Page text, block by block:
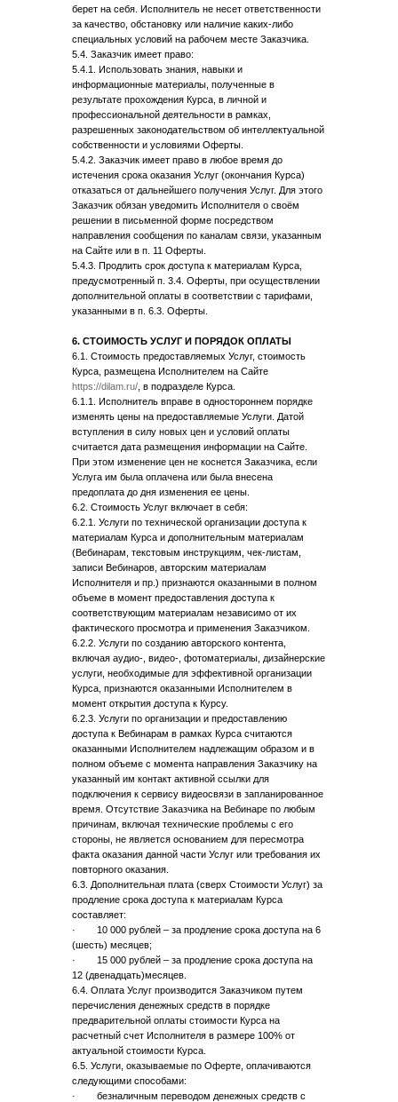
берет на себя. Исполнитель не несет ответственности
за качество, обстановку или наличие каких-либо
специальных условий на рабочем месте Заказчика.
5.4. Заказчик имеет право:
5.4.1. Использовать знания, навыки и
информационные материалы, полученные в
результате прохождения Курса, в личной и
профессиональной деятельности в рамках,
разрешенных законодательством об интеллектуальной
собственности и условиями Оферты.
5.4.2. Заказчик имеет право в любое время до
истечения срока оказания Услуг (окончания Курса)
отказаться от дальнейшего получения Услуг. Для этого
Заказчик обязан уведомить Исполнителя о своём
решении в письменной форме посредством
направления сообщения по каналам связи, указанным
на Сайте или в п. 11 Оферты.
5.4.3. Продлить срок доступа к материалам Курса,
предусмотренный п. 3.4. Оферты, при осуществлении
дополнительной оплаты в соответствии с тарифами,
указанными в п. 6.3. Оферты.
6. СТОИМОСТЬ УСЛУГ И ПОРЯДОК ОПЛАТЫ
6.1. Стоимость предоставляемых Услуг, стоимость
Курса, размещена Исполнителем на Сайте
https://dilam.ru/ , в подразделе Курса.
6.1.1. Исполнитель вправе в одностороннем порядке
изменять цены на предоставляемые Услуги. Датой
вступления в силу новых цен и условий оплаты
считается дата размещения информации на Сайте.
При этом изменение цен не коснется Заказчика, если
Услуга им была оплачена или была внесена
предоплата до дня изменения ее цены.
6.2. Стоимость Услуг включает в себя:
6.2.1. Услуги по технической организации доступа к
материалам Курса и дополнительным материалам
(Вебинарам, текстовым инструкциям, чек-листам,
записи Вебинаров, авторским материалам
Исполнителя и пр.) признаются оказанными в полном
объеме в момент предоставления доступа к
соответствующим материалам независимо от их
фактического просмотра и применения Заказчиком.
6.2.2. Услуги по созданию авторского контента,
включая аудио-, видео-, фотоматериалы, дизайнерские
услуги, необходимые для эффективной организации
Курса, признаются оказанными Исполнителем в
момент открытия доступа к Курсу.
6.2.3. Услуги по организации и предоставлению
доступа к Вебинарам в рамках Курса считаются
оказанными Исполнителем надлежащим образом и в
полном объеме с момента направления Заказчику на
указанный им контакт активной ссылки для
подключения к сервису видеосвязи в запланированное
время. Отсутствие Заказчика на Вебинаре по любым
причинам, включая технические проблемы с его
стороны, не является основанием для пересмотра
факта оказания данной части Услуг или требования их
повторного оказания.
6.3. Дополнительная плата (сверх Стоимости Услуг) за
продление срока доступа к материалам Курса
составляет:
· 10 000 рублей – за продление срока доступа на 6
(шесть) месяцев;
· 15 000 рублей – за продление срока доступа на
12 (двенадцать)месяцев.
6.4. Оплата Услуг производится Заказчиком путем
перечисления денежных средств в порядке
предварительной оплаты стоимости Курса на
расчетный счет Исполнителя в размере 100% от
актуальной стоимости Курса.
6.5. Услуги, оказываемые по Оферте, оплачиваются
следующими способами:
· безналичным переводом денежных средств с